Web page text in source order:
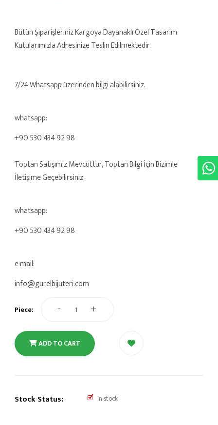
Bütün Şiparişleriniz Kargoya Dayanaklı Özel Tasarım
Kutularımızla Adresinize Teslin Edilmektedir.
7/24 Whatsapp üzerinden bilgi alabilirsiniz.
whatsapp:
+90 530 434 92 98
Toptan Satışımız Mevcuttur, Toptan Bilgi İçin Bizimle
İletişime Geçebilirsiniz:
whatsapp:
+90 530 434 92 98
e mail:
info@gurelbijuteri.com
Piece: - +
ADD TO CART
Stock Status: In stock